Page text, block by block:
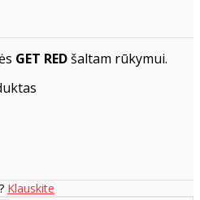
GET REDšaltam rūkymui.
Klauskite